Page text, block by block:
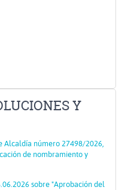
Y
Alcaldía número 27498/2026,
de nombramiento y
sobre "Aprobación del